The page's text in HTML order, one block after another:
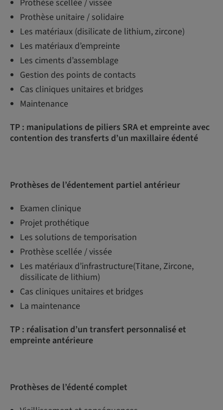
Prothèse scellée / vissée
Prothèse unitaire / solidaire
Les matériaux (disilicate de lithium, zircone)
Les matériaux d’empreinte
Les ciments d’assemblage
Gestion des points de contacts
Cas cliniques unitaires et bridges
Maintenance
TP : manipulations de piliers SRA et empreinte avec
contention des transferts d’un maxillaire édenté
Prothèses de l’édentement partiel antérieur
Examen clinique
Projet prothétique
Les solutions de temporisation
Prothèse scellée / vissée
Les matériaux d’infrastructure(Titane, Zircone,
dissilicate de lithium)
Cas cliniques unitaires et bridges
La maintenance
TP : réalisation d’un transfert personnalisé et
empreinte antérieure
Prothèses de l’édenté complet